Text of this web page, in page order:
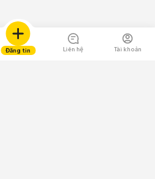
Đăng tin Liên hệ Tài khoản